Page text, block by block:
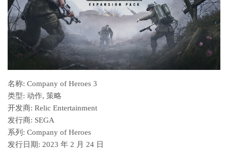
名称: Company of Heroes 3
类型: 动作, 策略
开发商: Relic Entertainment
发行商: SEGA
系列: Company of Heroes
发行日期: 2023 年 2 月 24 日